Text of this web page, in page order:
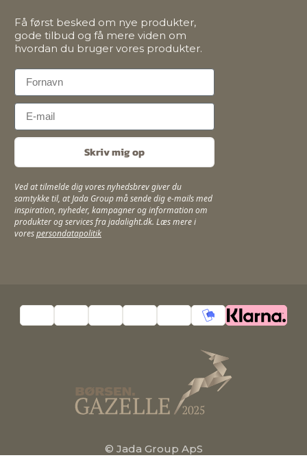
Få først besked om nye produkter,
gode tilbud og få mere viden om
hvordan du bruger vores produkter.
First Name
Email
Skriv mig op
Ved at tilmelde dig vores nyhedsbrev giver du
samtykke til, at Jada Group må sende dig e-mails med
inspiration, nyheder, kampagner og information om
produkter og services fra jadalight.dk. Læs mere i
vorespersondatapolitik
© Jada Group ApS